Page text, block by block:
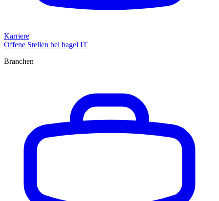
Karriere
Offene Stellen bei hagel IT
Branchen